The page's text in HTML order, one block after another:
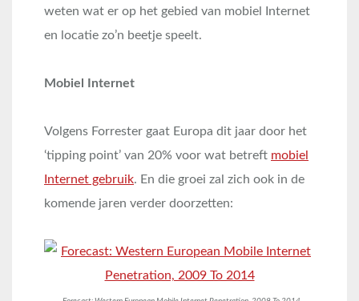
weten wat er op het gebied van mobiel Internet
en locatie zo’n beetje speelt.
Mobiel Internet
Volgens Forrester gaat Europa dit jaar door het
‘tipping point’ van 20% voor wat betreft mobiel
Internet gebruik. En die groei zal zich ook in de
komende jaren verder doorzetten: